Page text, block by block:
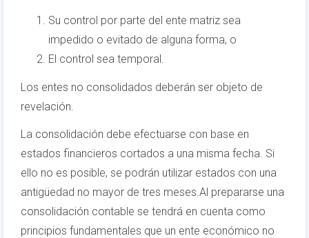
Su control por parte del ente matriz sea
impedido o evitado de alguna forma, o
El control sea temporal.
Los entes no consolidados deberán ser objeto de
revelación.
La consolidación debe efectuarse con base en
estados financieros cortados a una misma fecha. Si
ello no es posible, se podrán utilizar estados con una
antigüedad no mayor de tres meses.Al prepararse una
consolidación contable se tendrá en cuenta como
principios fundamentales que un ente económico no